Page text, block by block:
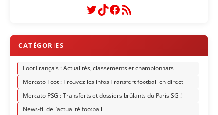
Twitter
TikTok
Facebook
Flux RSS
Foot Français : Actualités, classements et championnats
Mercato Foot : Trouvez les infos Transfert football en direct
Mercato PSG : Transferts et dossiers brûlants du Paris SG !
News-fil de l’actualité football